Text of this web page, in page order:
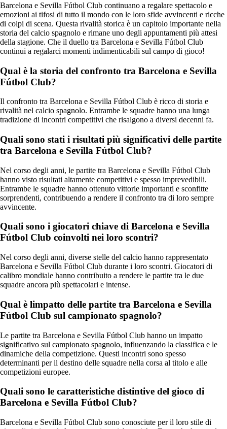
Barcelona e Sevilla Fútbol Club continuano a regalare spettacolo e
emozioni ai tifosi di tutto il mondo con le loro sfide avvincenti e ricche
di colpi di scena. Questa rivalità storica è un capitolo importante nella
storia del calcio spagnolo e rimane uno degli appuntamenti più attesi
della stagione. Che il duello tra Barcelona e Sevilla Fútbol Club
continui a regalarci momenti indimenticabili sul campo di gioco!
Qual è la storia del confronto tra Barcelona e Sevilla
Fútbol Club?
Il confronto tra Barcelona e Sevilla Fútbol Club è ricco di storia e
rivalità nel calcio spagnolo. Entrambe le squadre hanno una lunga
tradizione di incontri competitivi che risalgono a diversi decenni fa.
Quali sono stati i risultati più significativi delle partite
tra Barcelona e Sevilla Fútbol Club?
Nel corso degli anni, le partite tra Barcelona e Sevilla Fútbol Club
hanno visto risultati altamente competitivi e spesso imprevedibili.
Entrambe le squadre hanno ottenuto vittorie importanti e sconfitte
sorprendenti, contribuendo a rendere il confronto tra di loro sempre
avvincente.
Quali sono i giocatori chiave di Barcelona e Sevilla
Fútbol Club coinvolti nei loro scontri?
Nel corso degli anni, diverse stelle del calcio hanno rappresentato
Barcelona e Sevilla Fútbol Club durante i loro scontri. Giocatori di
calibro mondiale hanno contribuito a rendere le partite tra le due
squadre ancora più spettacolari e intense.
Qual è limpatto delle partite tra Barcelona e Sevilla
Fútbol Club sul campionato spagnolo?
Le partite tra Barcelona e Sevilla Fútbol Club hanno un impatto
significativo sul campionato spagnolo, influenzando la classifica e le
dinamiche della competizione. Questi incontri sono spesso
determinanti per il destino delle squadre nella corsa al titolo e alle
competizioni europee.
Quali sono le caratteristiche distintive del gioco di
Barcelona e Sevilla Fútbol Club?
Barcelona e Sevilla Fútbol Club sono conosciute per il loro stile di